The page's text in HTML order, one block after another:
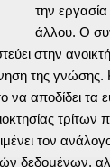
την
άλλου. Ο
στην
της
να αποδίδει τα
τρίτων
τον
δεδομένων,